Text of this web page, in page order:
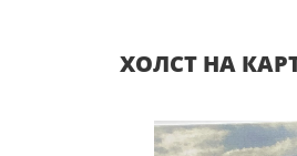
ХОЛСТ НА